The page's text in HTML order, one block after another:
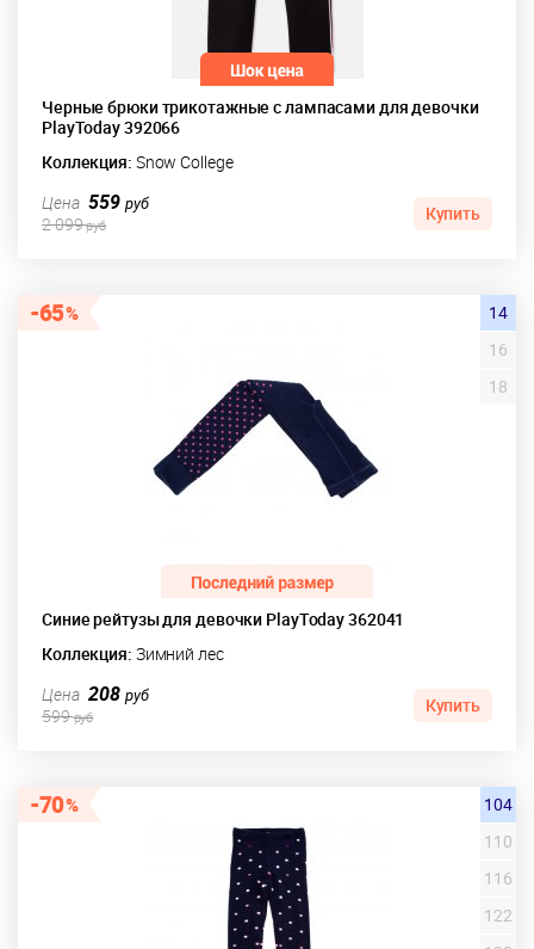
Черные брюки трикотажные с лампасами для девочки
PlayToday 392066
Коллекция: Snow College
Цена 559руб
2 099руб
Купить
65
Синие рейтузы для девочки PlayToday 362041
Коллекция: Зимний лес
14
16
18
Цена 208руб
599руб
Купить
70
104
110
116
122